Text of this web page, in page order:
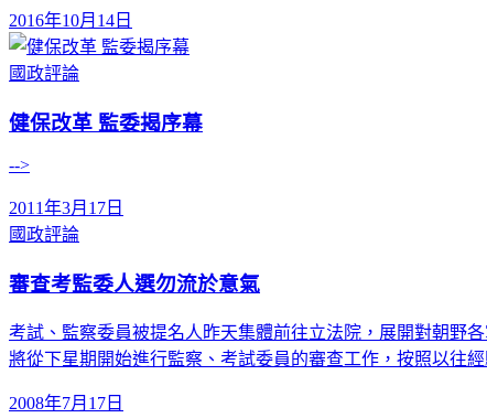
2016年10月14日
國政評論
健保改革 監委揭序幕
-->
2011年3月17日
國政評論
審查考監委人選勿流於意氣
考試、監察委員被提名人昨天集體前往立法院，展開對朝野
將從下星期開始進行監察、考試委員的審查工作，按照以往
2008年7月17日